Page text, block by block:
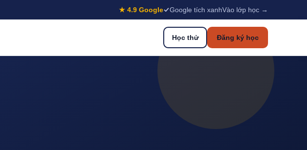
★ 4.9 Google Google tích xanhVào lớp học →
Học thử Đăng ký học